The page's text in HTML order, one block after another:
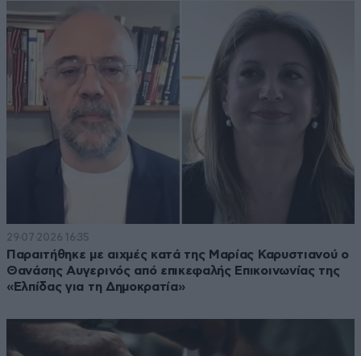
29·07·2026 16:35
Παραιτήθηκε με αιχμές κατά της Μαρίας Καρυστιανού ο
Θανάσης Αυγερινός από επικεφαλής Επικοινωνίας της
«Ελπίδας για τη Δημοκρατία»